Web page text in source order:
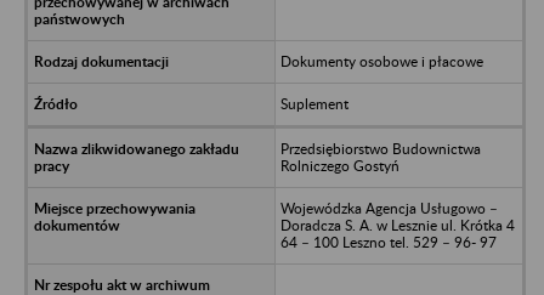
Dokumenty osobowe i płacowe
Suplement
Przedsiębiorstwo Budownictwa
Rolniczego Gostyń
Wojewódzka Agencja Usługowo –
Doradcza S. A. w Lesznie ul. Krótka 4
64 – 100 Leszno tel. 529 – 96- 97